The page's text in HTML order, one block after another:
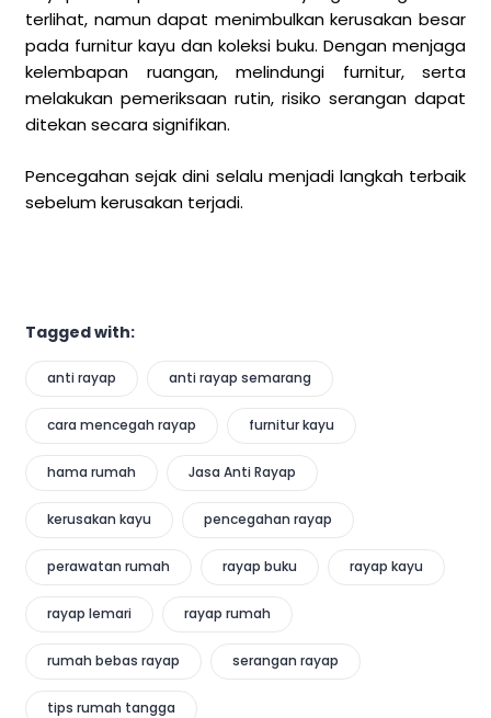
terlihat, namun dapat menimbulkan kerusakan besar
pada furnitur kayu dan koleksi buku. Dengan menjaga
kelembapan ruangan, melindungi furnitur, serta
melakukan pemeriksaan rutin, risiko serangan dapat
ditekan secara signifikan.
Pencegahan sejak dini selalu menjadi langkah terbaik
sebelum kerusakan terjadi.
Tagged with:
anti rayap anti rayap semarang
cara mencegah rayap furnitur kayu
hama rumah Jasa Anti Rayap
kerusakan kayu pencegahan rayap
perawatan rumah rayap buku rayap kayu
rayap lemari rayap rumah
rumah bebas rayap serangan rayap
tips rumah tangga